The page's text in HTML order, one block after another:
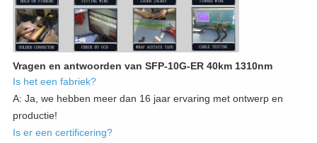
Vragen en antwoorden van SFP-10G-ER 40km 1310nm
Is het een fabriek?
A: Ja, we hebben meer dan 16 jaar ervaring met ontwerp en
productie!
Is er een certificering?